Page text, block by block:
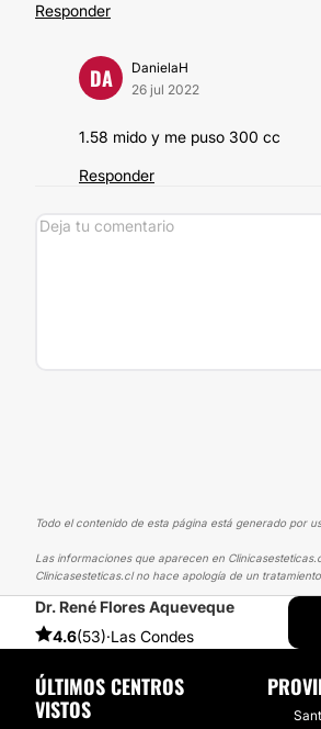
Responder
DA
DanielaH
26 jul 2022
1.58 mido y me puso 300 cc
Responder
Todo el contenido de esta página está generado por
Las informaciones que aparecen en
Clinicasesteticas.cl no hace apología de un
Dr. René Flores Aqueveque
4.6(53)·Las Condes
CLINICASESTETICAS EXPERIENCIAS
ÚLTIMOS CENTROS
VISTOS